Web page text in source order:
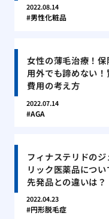
2022.08.14
男性化粧品
女性の薄毛治療！保
用外でも諦めない！
費用の考え方
2022.07.14
AGA
フィナステリドのジ
リック医薬品につい
先発品との違いは？
2022.04.23
円形脱毛症